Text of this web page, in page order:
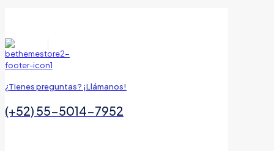
¿Tienes preguntas? ¡Llámanos!
(+52) 55-5014-7952